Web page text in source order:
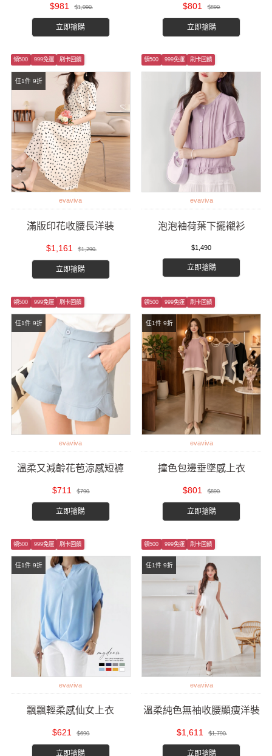
$981 $1,090
立即搶購
$801 $890
立即搶購
任1件 9折
領500 999免運 刷卡回饋
evaviva
滿版印花收腰長洋裝
$1,161 $1,290
立即搶購
領500 999免運 刷卡回饋
evaviva
泡泡袖荷葉下擺襯衫
$1,490
立即搶購
任1件 9折
領500 999免運 刷卡回饋
evaviva
溫柔又減齡花苞涼感短褲
$711 $790
立即搶購
任1件 9折
領500 999免運 刷卡回饋
evaviva
撞色包邊垂墜感上衣
$801 $890
立即搶購
任1件 9折
領500 999免運 刷卡回饋
evaviva
飄飄輕柔感仙女上衣
$621 $690
立即搶購
任1件 9折
領500 999免運 刷卡回饋
evaviva
溫柔純色無袖收腰顯瘦洋裝
$1,611 $1,790
立即搶購